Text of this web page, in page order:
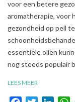
voor een betere
aromatherapie, voor
gezondheid op peil
essentiële oliën
nog steeds populair
LEES MEER